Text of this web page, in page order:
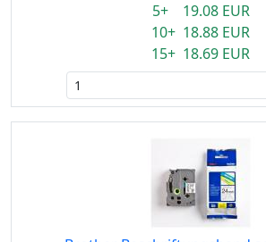
5+ 19.08 EUR
10+ 18.88 EUR
15+ 18.69 EUR